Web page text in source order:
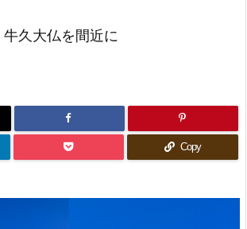
久大仏を間近に
Copy